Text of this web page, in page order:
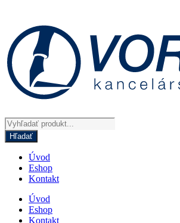
obsah
Products
search
Hľadať
Úvod
Eshop
Kontakt
Úvod
Eshop
Kontakt